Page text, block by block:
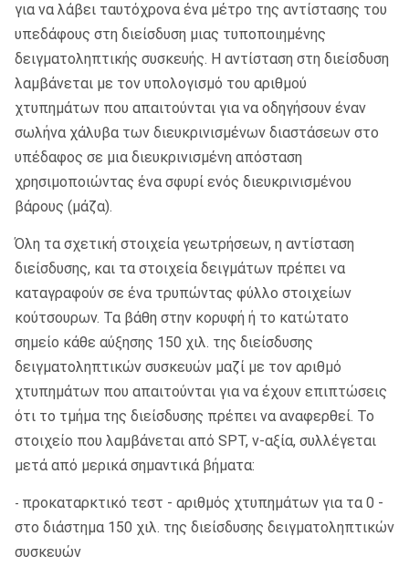
για να λάβει ταυτόχρονα ένα μέτρο της αντίστασης του
υπεδάφους στη διείσδυση μιας τυποποιημένης
δειγματοληπτικής συσκευής. Η αντίσταση στη διείσδυση
λαμβάνεται με τον υπολογισμό του αριθμού
χτυπημάτων που απαιτούνται για να οδηγήσουν έναν
σωλήνα χάλυβα των διευκρινισμένων διαστάσεων στο
υπέδαφος σε μια διευκρινισμένη απόσταση
χρησιμοποιώντας ένα σφυρί ενός διευκρινισμένου
βάρους (μάζα).
Όλη τα σχετική στοιχεία γεωτρήσεων, η αντίσταση
διείσδυσης, και τα στοιχεία δειγμάτων πρέπει να
καταγραφούν σε ένα τρυπώντας φύλλο στοιχείων
κούτσουρων. Τα βάθη στην κορυφή ή το κατώτατο
σημείο κάθε αύξησης 150 χιλ. της διείσδυσης
δειγματοληπτικών συσκευών μαζί με τον αριθμό
χτυπημάτων που απαιτούνται για να έχουν επιπτώσεις
ότι το τμήμα της διείσδυσης πρέπει να αναφερθεί. Το
στοιχείο που λαμβάνεται από SPT, ν-αξία, συλλέγεται
μετά από μερικά σημαντικά βήματα:
- προκαταρκτικό τεστ - αριθμός χτυπημάτων για τα 0 -
στο διάστημα 150 χιλ. της διείσδυσης δειγματοληπτικών
συσκευών